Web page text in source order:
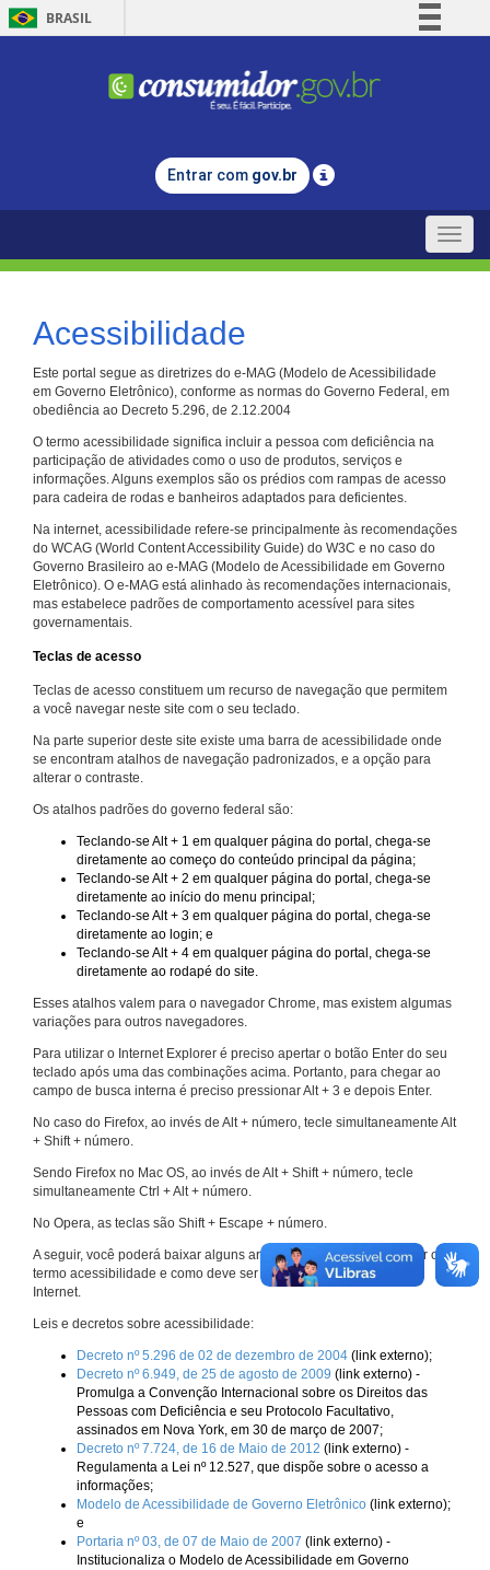
BRASIL
Comunica BR
Legislação
Entrar com gov.br
Toggle
Acessibilidade
Este portal segue as diretrizes do e-MAG (Modelo de Acessibilidade
em Governo Eletrônico), conforme as normas do Governo Federal, em
obediência ao Decreto 5.296, de 2.12.2004
O termo acessibilidade significa incluir a pessoa com deficiência na
participação de atividades como o uso de produtos, serviços e
informações. Alguns exemplos são os prédios com rampas de acesso
para cadeira de rodas e banheiros adaptados para deficientes.
Na internet, acessibilidade refere-se principalmente às recomendações
do WCAG (World Content Accessibility Guide) do W3C e no caso do
Governo Brasileiro ao e-MAG (Modelo de Acessibilidade em Governo
Eletrônico). O e-MAG está alinhado às recomendações internacionais,
mas estabelece padrões de comportamento acessível para sites
governamentais.
Teclas de acesso
Teclas de acesso constituem um recurso de navegação que permitem
a você navegar neste site com o seu teclado.
Na parte superior deste site existe uma barra de acessibilidade onde
se encontram atalhos de navegação padronizados, e a opção para
alterar o contraste.
Os atalhos padrões do governo federal são:
Teclando-se Alt + 1 em qualquer página do portal, chega-se
diretamente ao começo do conteúdo principal da página;
Teclando-se Alt + 2 em qualquer página do portal, chega-se
diretamente ao início do menu principal;
Teclando-se Alt + 3 em qualquer página do portal, chega-se
diretamente ao login; e
Teclando-se Alt + 4 em qualquer página do portal, chega-se
diretamente ao rodapé do site.
Esses atalhos valem para o navegador Chrome, mas existem algumas
variações para outros navegadores.
Para utilizar o Internet Explorer é preciso apertar o botão Enter do seu
teclado após uma das combinações acima. Portanto, para chegar ao
campo de busca interna é preciso pressionar Alt + 3 e depois Enter.
No caso do Firefox, ao invés de Alt + número, tecle simultaneamente Alt
+ Shift + número.
Sendo Firefox no Mac OS, ao invés de Alt + Shift + número, tecle
simultaneamente Ctrl + Alt + número.
No Opera, as teclas são Shift + Escape + número.
A seguir, você poderá baixar alguns arquivos que explicam melhor o
termo acessibilidade e como deve ser implementado nos sites da
Internet.
Leis e decretos sobre acessibilidade:
Decreto nº 5.296 de 02 de dezembro de 2004 (link externo);
Decreto nº 6.949, de 25 de agosto de 2009 (link externo) -
Promulga a Convenção Internacional sobre os Direitos das
Pessoas com Deficiência e seu Protocolo Facultativo,
assinados em Nova York, em 30 de março de 2007;
Decreto nº 7.724, de 16 de Maio de 2012 (link externo) -
Regulamenta a Lei nº 12.527, que dispõe sobre o acesso a
informações;
Modelo de Acessibilidade de Governo Eletrônico (link externo);
e
Portaria nº 03, de 07 de Maio de 2007 (link externo) -
Institucionaliza o Modelo de Acessibilidade em Governo